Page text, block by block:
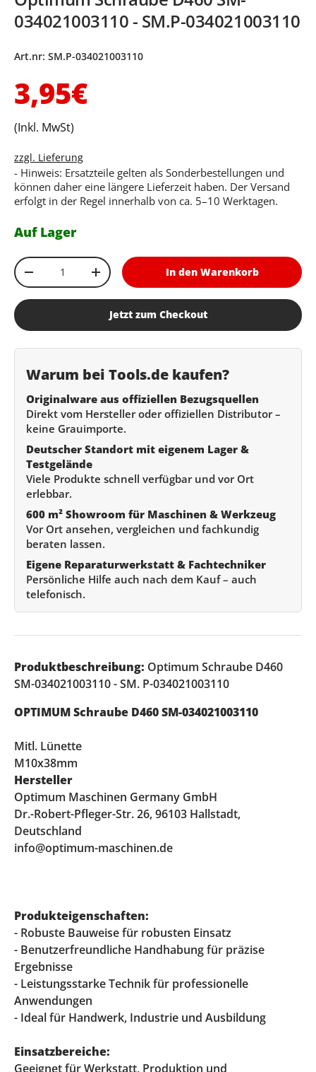
034021003110 - SM.P-034021003110
Art.nr: SM.P-034021003110
Normaler Preis
3,95€
(Inkl. MwSt)
zzgl. Lieferung
- Hinweis: Ersatzteile gelten als Sonderbestellungen und
können daher eine längere Lieferzeit haben. Der Versand
erfolgt in der Regel innerhalb von ca. 5–10 Werktagen.
Auf Lager
Anzahl
Menge verringernMenge erhöhenIn den Warenkorb
Jetzt zum Checkout
Warum bei Tools.de kaufen?
Originalware aus offiziellen Bezugsquellen
Direkt vom Hersteller oder offiziellen Distributor –
keine Grauimporte.
Deutscher Standort mit eigenem Lager &
Testgelände
Viele Produkte schnell verfügbar und vor Ort
erlebbar.
600 m² Showroom für Maschinen & Werkzeug
Vor Ort ansehen, vergleichen und fachkundig
beraten lassen.
Eigene Reparaturwerkstatt & Fachtechniker
Persönliche Hilfe auch nach dem Kauf – auch
telefonisch.
Produktbeschreibung: Optimum Schraube D460
SM-034021003110 - SM. P-034021003110
OPTIMUM Schraube D460 SM-034021003110
Mitl. Lünette
M10x38mm
Hersteller
Optimum Maschinen Germany GmbH
Dr.-Robert-Pfleger-Str. 26, 96103 Hallstadt,
Deutschland
info@optimum-maschinen.de
Produkteigenschaften:
- Robuste Bauweise für robusten Einsatz
- Benutzerfreundliche Handhabung für präzise
Ergebnisse
- Leistungsstarke Technik für professionelle
Anwendungen
- Ideal für Handwerk, Industrie und Ausbildung
Einsatzbereiche:
Geeignet für Werkstatt, Produktion und